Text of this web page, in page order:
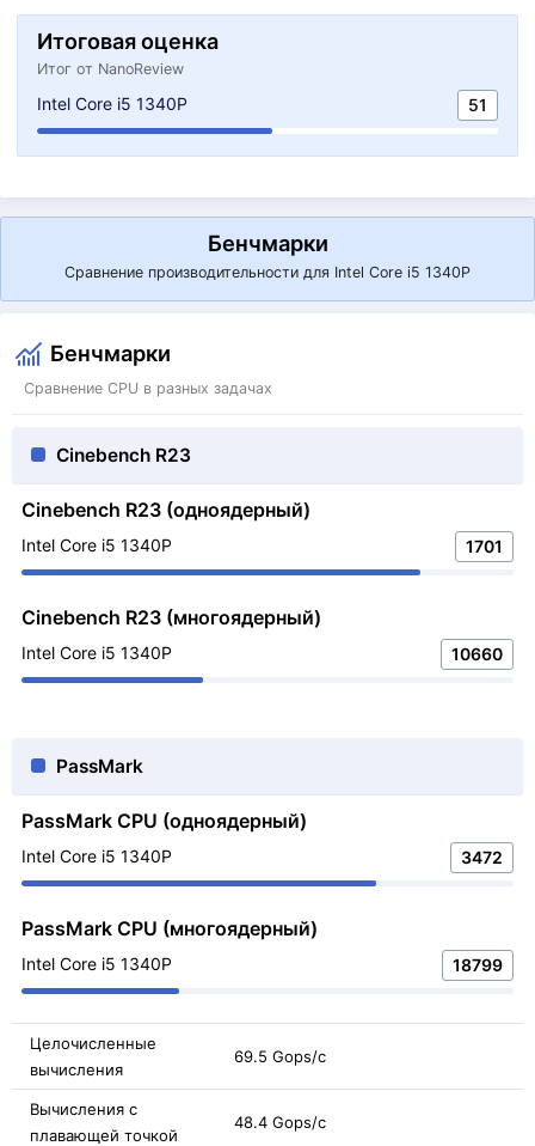
Итоговая оценка
Итог от NanoReview
Intel Core i5 1340P 51
Бенчмарки
Сравнение производительности для Intel Core i5 1340P
Бенчмарки
Сравнение CPU в разных задачах
Cinebench R23
Cinebench R23 (одноядерный)
Intel Core i5 1340P 1701
Cinebench R23 (многоядерный)
Intel Core i5 1340P 10660
PassMark
PassMark CPU (одноядерный)
Intel Core i5 1340P 3472
PassMark CPU (многоядерный)
Intel Core i5 1340P 18799
Целочисленные
вычисления
69.5 Gops/с
Вычисления с
плавающей точкой
48.4 Gops/с